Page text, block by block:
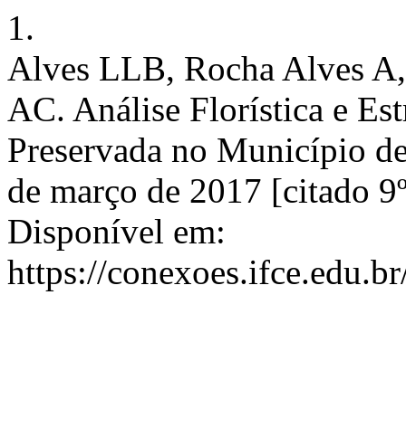
1.
Alves LLB, Rocha Alves
AC. Análise Florística e
Preservada no Município
de março de 2017 [citado
Disponível em:
https://